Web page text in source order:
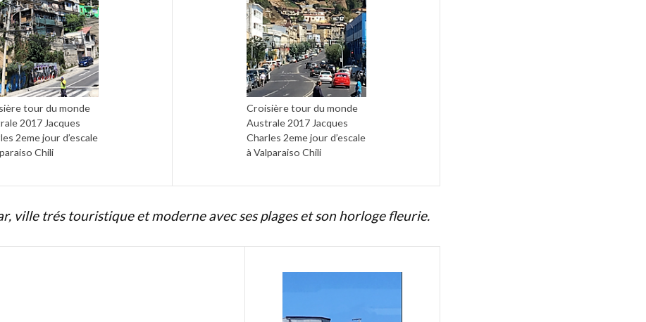
tour du monde
2017 Jacques
2eme jour d’escale
Chili
Croisière tour du monde
Australe 2017 Jacques
Charles 2eme jour d’escale
à Valparaiso Chili
ville trés touristique et moderne avec ses plages et son horloge fleurie.